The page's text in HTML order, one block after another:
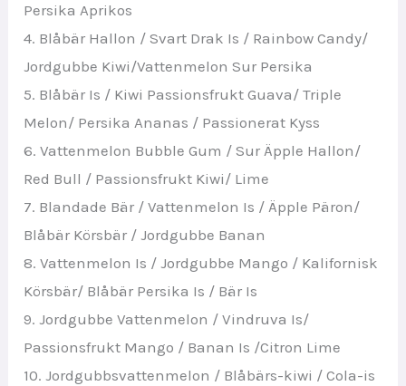
Persika Aprikos
4. Blåbär Hallon / Svart Drak Is / Rainbow Candy/
Jordgubbe Kiwi/Vattenmelon Sur Persika
5. Blåbär Is / Kiwi Passionsfrukt Guava/ Triple
Melon/ Persika Ananas / Passionerat Kyss
6. Vattenmelon Bubble Gum / Sur Äpple Hallon/
Red Bull / Passionsfrukt Kiwi/ Lime
7. Blandade Bär / Vattenmelon Is / Äpple Päron/
Blåbär Körsbär / Jordgubbe Banan
8. Vattenmelon Is / Jordgubbe Mango / Kalifornisk
Körsbär/ Blåbär Persika Is / Bär Is
9. Jordgubbe Vattenmelon / Vindruva Is/
Passionsfrukt Mango / Banan Is /Citron Lime
10. Jordgubbsvattenmelon / Blåbärs-kiwi / Cola-is